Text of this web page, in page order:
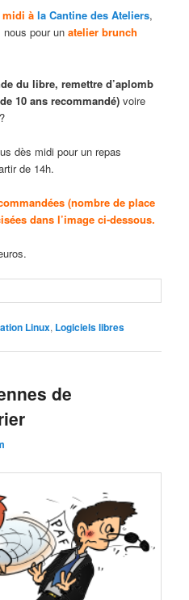
midi àla Cantine des Ateliers,
nous pour unatelier brunch
du libre, remettre d’aplomb
10 ans recommandé) voire
?
dès midi pour un repas
de 14h.
(nombre de place
dans l’image ci-dessous.
Linux, Logiciels libres
de